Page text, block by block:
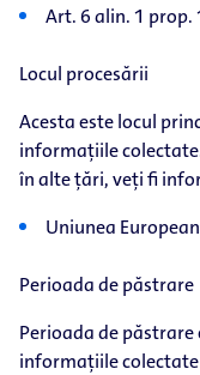
Art. 6 alin. 1 prop.
Locul procesării
Acesta este locul
informațiile
în alte țări, veți fi
Uniunea
Perioada de păstrare
Perioada de
informațiile